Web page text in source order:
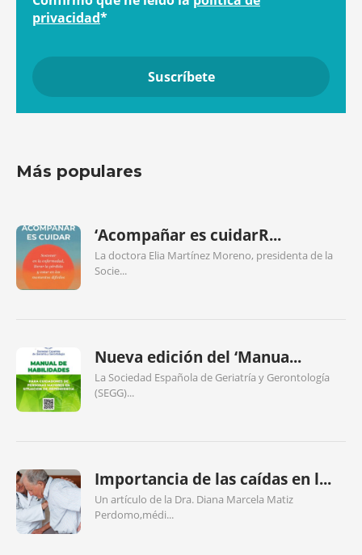
privacidad*
Más populares
‘Acompañar es cuidarR...
La doctora Elia Martínez Moreno, presidenta de la
Socie...
Nueva edición del ‘Manua...
La Sociedad Española de Geriatría y Gerontología
(SEGG)...
Importancia de las caídas en l...
Un artículo de la Dra. Diana Marcela Matiz
Perdomo,médi...